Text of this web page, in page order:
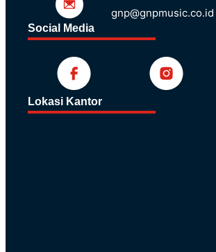
gnp@gnpmusic.co.id
Social Media
Lokasi Kantor